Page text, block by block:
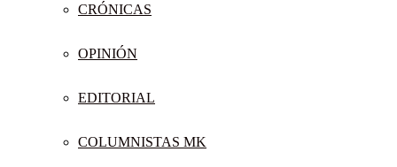
CRÓNICAS
OPINIÓN
EDITORIAL
COLUMNISTAS MK